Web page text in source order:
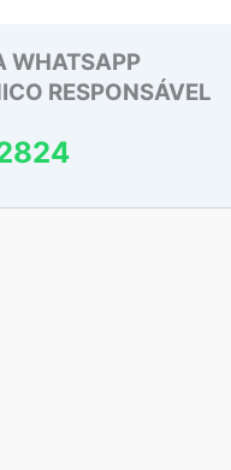
WHATSAPP
RESPONSÁVEL